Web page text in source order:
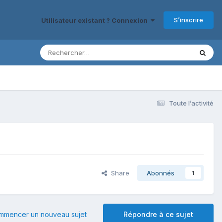
Utilisateur existant ? Connexion S’inscrire
Toute l’activité
Share Abonnés 1
Répondre à ce sujet
un nouveau sujet